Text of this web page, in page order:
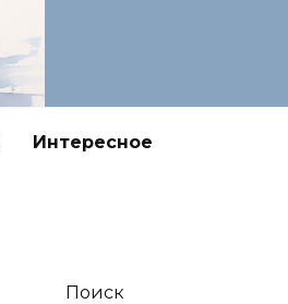
Интересное
Поиск